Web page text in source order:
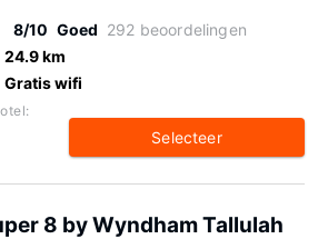
8/10 Goed 292 beoordelingen
24.9 km
Gratis wifi
Selecteer
8 by Wyndham Tallulah